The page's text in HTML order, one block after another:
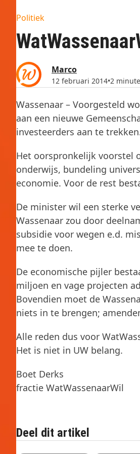
Politiek
Marco
12 februari 2014•2
Wassenaar – Voorgesteld
aan een nieuwe
investeerders aan te
Het oorspronkelijk voorstel
onderwijs, bundeling
economie. Voor de rest
De minister wil een sterke
Wassenaar zou door
subsidie voor wegen e.d.
mee te doen.
De economische pijler
miljoen en vage projecten
Bovendien moet de
niets in te brengen;
Alle reden dus voor
Het is niet in UW belang.
Boet Derks
fractie WatWassenaarWil
Deel dit artikel